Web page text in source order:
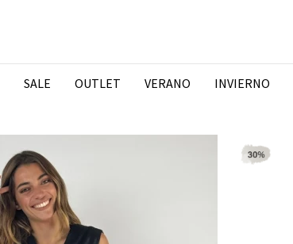
SALE OUTLET VERANO INVIERNO